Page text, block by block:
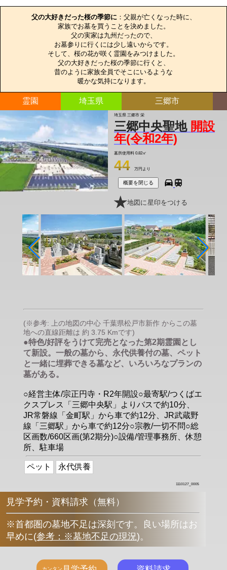
父の大好きだった桜の季節に ：父親が亡くなった時に、
家族でお墓を買うことを決めました。
父の実家は九州だったので、
お墓参りに行くには少し遠いからです。
そして、桜の花が咲く霊園をみつけました。
父の大好きだった桜の季節に行くと、
昔のように家族全員でそこにいるような
暖かな気持になります。
霊園 埼玉県 三郷市
埼玉県 三郷市 栄
三郷中央聖地 開設
年(令和2年)
墓所使用料 0.82㎡
44 万円より
概要を閉じる
地図に星印をつける
(※参考: 上の地図の中心 千葉県松戸市新作 からこの墓
地への直線距離は 約 3.75 Kmです)
●特色/好評をうけて完売となった第2期霊園とし
て新設。一般の墓から、永代供養付の墓、ペット
と一緒に埋葬できる墓など、いろいろなプランの
墓がある。
○経営主体/宗正円寺・R2年開設○最寄駅/つくばエ
クスプレス「三郷中央駅」よりバスで約10分、
JR常磐線「金町駅」から車で約12分、JR武蔵野
線「三郷駅」から車で約12分○宗教/一切不問○総
区画数/660区画(第2期分)○設備/管理事務所、休憩
所、駐車場
ペット 永代供養
1110127_0005
見学予約・資料請求（無料）
※首都圏の墓地不足は深刻です。良い場所はお
早めに(参考：※墓地不足の現況)。